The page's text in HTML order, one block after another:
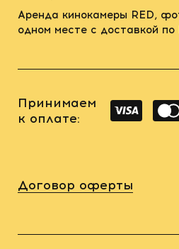
Аренда кинокамеры RED,
одном месте с доставкой по
Принимаем
к оплате:
Договор оферты